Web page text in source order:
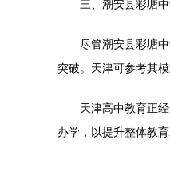
三、潮安县彩塘
尽管潮安县彩塘
突破。天津可参考其
天津高中教育正
办学，以提升整体教育